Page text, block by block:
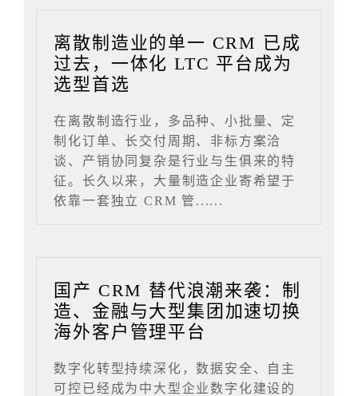
离散制造业的单一 CRM 已成
过去，一体化 LTC 平台成为
选型首选
在离散制造行业，多品种、小批量、定
制化订单、长交付周期、非标方案洽
谈、产销协同复杂是行业与生俱来的特
征。长久以来，大量制造企业寄希望于
依靠一套独立 CRM 管......
国产 CRM 替代浪潮来袭：制
造、金融与大型集团加速切换
海外客户管理平台
数字化转型持续深化，数据安全、自主
可控已经成为中大型企业数字化建设的